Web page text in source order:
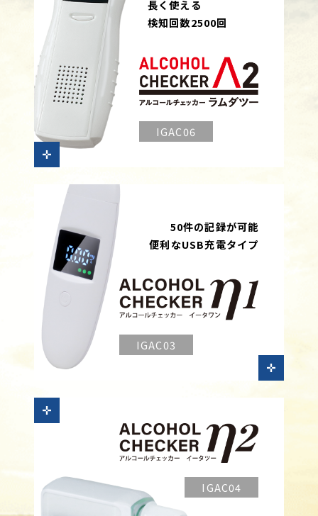
長く使える
検知回数2500回
IGAC06
50件の記録が可能
便利なUSB充電タイプ
IGAC03
IGAC04